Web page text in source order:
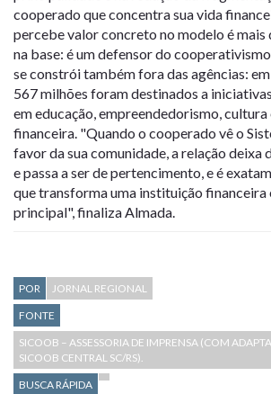
cooperado que concentra sua vida
percebe valor concreto no modelo é mais
na base: é um defensor do
se constrói também fora das agências:
567 milhões foram destinados a
em educação, empreendedorismo, cultura
financeira. "Quando o cooperado vê o
favor da sua comunidade, a relação deixa
e passa a ser de pertencimento, e é
que transforma uma instituição financeira
principal", finaliza Almada.
POR
JORNAL REGIONAL
FONTE
SICOOB – ASSESSORIA DE IMPRENSA (COM
SICOOB CENTRAL SC/RS).
BUSCA RÁPIDA